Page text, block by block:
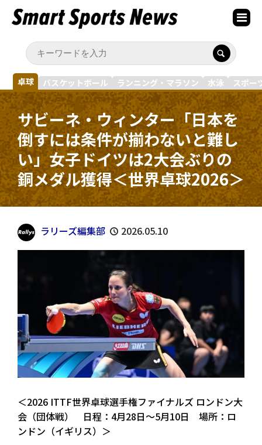
卓球 バスケットボール ランニング・マラソン 水泳 スポー
サビーネ・ウィンター「日本を
倒すには条件が揃わないと難し
い」女子ドイツは2大会ぶりの
銅メダル獲得＜世界卓球2026＞
ラリーズ編集部 2026.05.10
＜2026 ITTF世界卓球選手権ファイナルズ ロンドン大
会（団体戦） 日程：4月28日～5月10日 場所：ロ
ンドン（イギリス）＞